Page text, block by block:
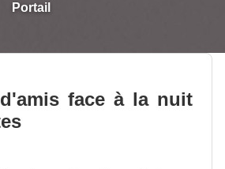
Portail
face à la nuit